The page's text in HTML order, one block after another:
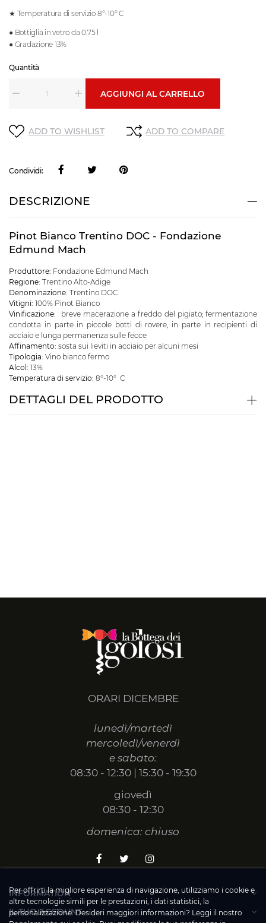
★ Temperatura di servizio 8°-10° C
● Bottiglia in vetro da 0.75 l
● Gradazione 13%
Quantità
AGGIUNGI AL CARRELLO
ADD TO WISHLIST ADD TO COMPARE
Condividi:
DESCRIZIONE
Pinot Bianco Trentino DOC - Fondazione
Edmund Mach
Produttore: Fondazione Edmund Mach
Regione: Trentino Alto-Adige
Denominazione: Trentino DOC
Vitigni: 100% Pinot Bianco
Vinificazione:
breve macerazione a freddo del pigiato; fermentazione
condotta in parte in piccole botti di rovere, in parte in recipienti di
acciaio e lunga permanenza sulle fecce
Affinamento: sosta sui lieviti in acciaio per alcuni mesi
Tipologia: Vino bianco fermo
Alcol: 13%
Temperatura di servizio: 8°-10° C
DETTAGLI DEL PRODOTTO
ORARI DICEMBRE
lunedì/martedì
mercoledì/venerdì
e sabato:
08:30 - 12:30 | 15:30 - 19:30
giovedì
08:30 - 12:30
domenica: chiuso
INFORMATION
IL TUO ACCOUNT
Per offrirti la migliore esperienza di navigazione, utilizziamo i cookie e
altre tecnologie simili per le prestazioni, i dati statistici, la
personalizzazione. Desideri maggiori informazioni? Leggi il nostro